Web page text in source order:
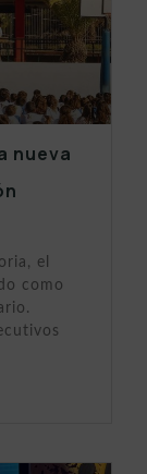
nueva
el
como